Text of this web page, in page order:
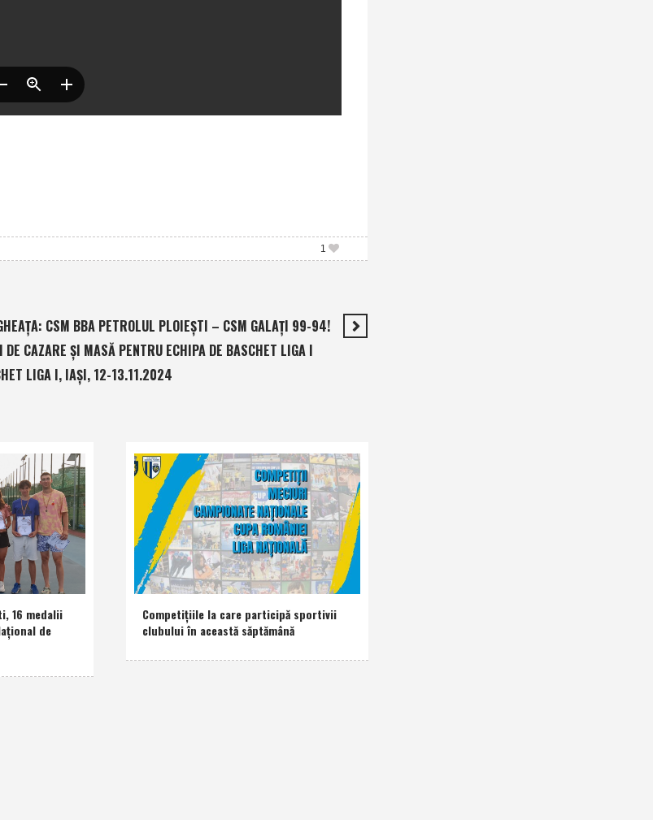
1
CSM BBA PETROLUL PLOIEŞTI – CSM GALAŢI 99-94!
CAZARE ŞI MASĂ PENTRU ECHIPA DE BASCHET LIGA I
LIGA I, IAŞI, 12-13.11.2024
16 medalii
de
Competiţiile la care participă sportivii
clubului în această săptămână